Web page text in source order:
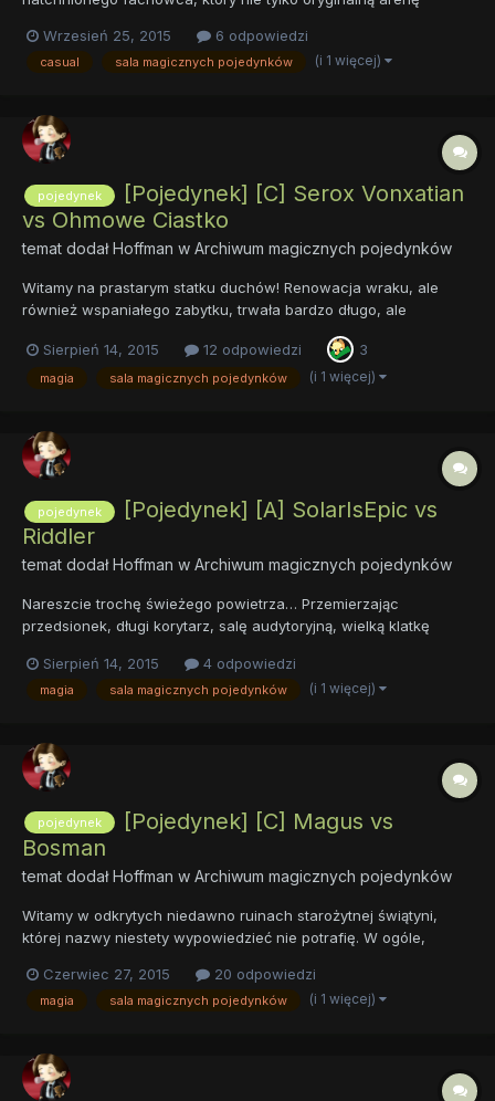
nierzadko dowiadując się, że wielu szanowanych artystów w
międzyczasie odeszło z tego świata. Uwierzycie, że jednego z
Wrzesień 25, 2015 6 odpowiedzi
casual sala magicznych pojedynków (i 1 więcej)
pojedynek
[Pojedynek] [C] Serox Vonxatian
vs Ohmowe Ciastko
temat dodałHoffman w Archiwum magicznych pojedynków
Witamy na prastarym statku duchów! Renowacja wraku, ale
również wspaniałego zabytku, trwała bardzo długo, ale
imponującą, stabilną, pływającą arenę, z zachowaniem jej
oryginalnego, posępnego klimatu. Mamy zatem poszarpane,
Sierpień 14, 2015 12 odpowiedzi 3
magia sala magicznych pojedynków (i 1 więcej)
pojedynek
[Pojedynek] [A] SolarIsEpic vs
Riddler
temat dodałHoffman w Archiwum magicznych pojedynków
Nareszcie trochę świeżego powietrza… Przemierzając
przedsionek, długi korytarz, salę audytoryjną, wielką klatkę
główną zbrojownię NARESZCIE dotarliśmy na starożytny,
kamienny most, łączący ze sobą wschodnią część zamku z
Sierpień 14, 2015 4 odpowiedzi
magia sala magicznych pojedynków (i 1 więcej)
pojedynek
[Pojedynek] [C] Magus vs
Bosman
temat dodałHoffman w Archiwum magicznych pojedynków
Witamy w odkrytych niedawno ruinach starożytnej świątyni,
której nazwy niestety wypowiedzieć nie potrafię. W ogóle,
tłumaczowi, ich odpowiedniki w naszym języku układają się w
taki sposób, że naprawdę trudno to wypowiedzieć. W ogóle, to
Czerwiec 27, 2015 20 odpowiedzi
magia sala magicznych pojedynków (i 1 więcej)